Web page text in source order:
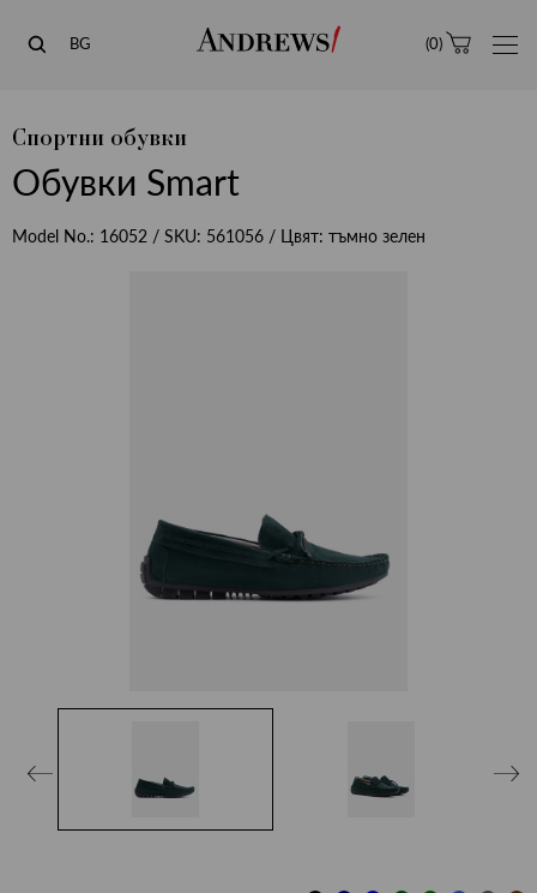
Andrews
BG (0)
Спортни обувки
Обувки Smart
Model No.: 16052 / SKU: 561056 / Цвят: тъмно зелен